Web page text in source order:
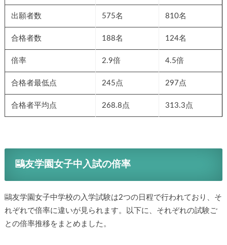
出願者数 575名 810名
合格者数 188名 124名
倍率 2.9倍 4.5倍
合格者最低点 245点 297点
合格者平均点 268.8点 313.3点
鷗友学園女子中入試の倍率
鷗友学園女子中学校の入学試験は2つの日程で行われており、そ
れぞれで倍率に違いが見られます。以下に、それぞれの試験ご
との倍率推移をまとめました。